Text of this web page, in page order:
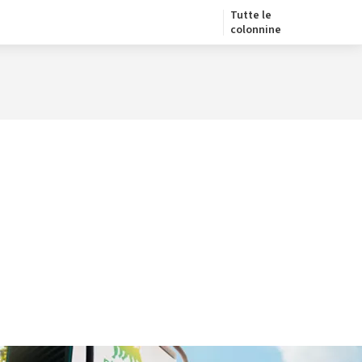
Tutte le
colonnine